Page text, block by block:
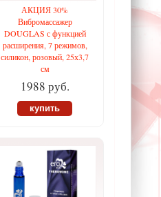
АКЦИЯ 30%
Вибромассажер
DOUGLAS с функцией
расширения, 7 режимов,
силикон, розовый, 25х3,7
см
1988 руб.
купить